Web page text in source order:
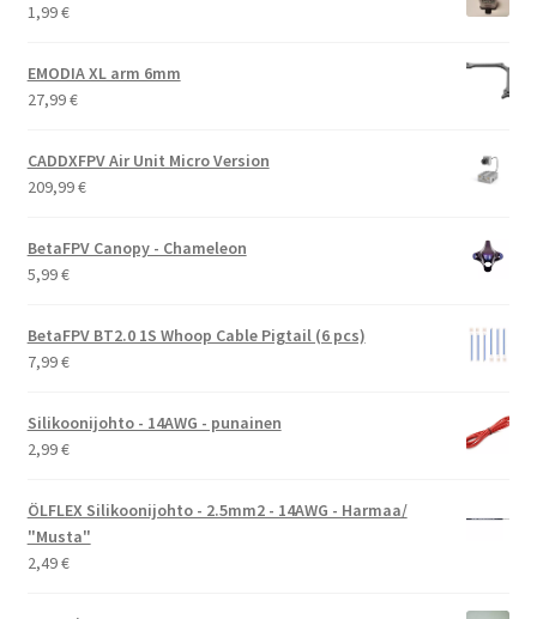
1,99€
EMODIA XL arm 6mm
27,99€
CADDXFPV Air Unit Micro Version
209,99€
BetaFPV Canopy - Chameleon
5,99€
BetaFPV BT2.0 1S Whoop Cable Pigtail (6 pcs)
7,99€
Silikoonijohto - 14AWG - punainen
2,99€
ÖLFLEX Silikoonijohto - 2.5mm2 - 14AWG - Harmaa/
"Musta"
2,49€